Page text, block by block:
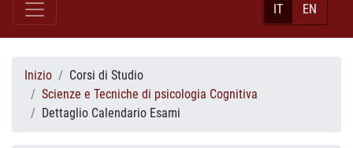
IT EN
Inizio
Corsi di Studio
Scienze e Tecniche di psicologia Cognitiva
Dettaglio Calendario Esami